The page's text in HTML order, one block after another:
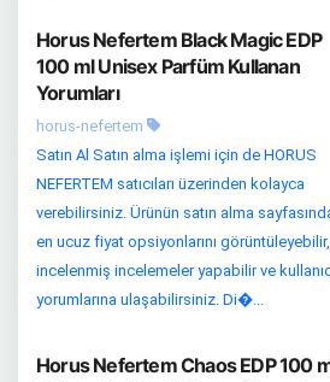
Horus Nefertem Black Magic EDP
100 ml Unisex Parfüm Kullanan
Yorumları
horus-nefertem
Satın Al Satın alma işlemi için de HORUS
NEFERTEM satıcıları üzerinden kolayca
verebilirsiniz. Ürünün satın alma
en ucuz fiyat opsiyonlarını
incelenmiş incelemeler yapabilir ve
yorumlarına ulaşabilirsiniz. Di�...
Horus Nefertem Chaos EDP 100